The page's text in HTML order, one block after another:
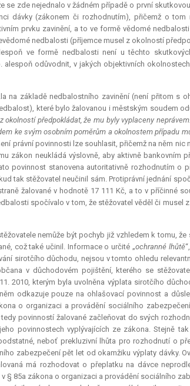
se zde nejednalo v žádném případě o první
dávky (zákonem či rozhodnutím), přičemž o tom
prvku zavinění, a to ve formě vědomé
nedbalosti (příjemce musel z okolností
ve formě nedbalosti není u těchto
odůvodnit, v jakých objektivních
na základě nedbalostního zavinění (není přitom s
které bylo žalovanou i městským soudem
předpokládat, že mu byly vyplaceny
ke svým osobním poměrům a okolnostem případu
právní povinnosti lze souhlasit, přičemž na něm nic
zákon neukládá výslovně, aby aktivně bankovním
povinnost stanovena autoritativně rozhodnutím o
tak stěžovatel neučinil sám. Protiprávní jednání
žalované v hodnotě 17 111 Kč, a to v příčinné
spočívalo v tom, že stěžovatel věděl či musel
nemůže být pochyb již vzhledem k tomu, že
což také učinil. Informace o určité „ochranné lhůtě
sirotčího důchodu, nejsou v tomto ohledu
v důchodovém pojištění, kterého se
2010, kterým byla uvolněna výplata sirotčího
odkazuje pouze na ohlašovací povinnost a
o organizaci a provádění sociálního
povinností žalované začleňovat do svých
povinnostech vyplývajících ze zákona. Stejně
neboť prekluzivní lhůta pro rozhodnutí o
zabezpečení pět let od okamžiku výplaty dávky.
má rozhodovat o přeplatku na dávce
§ 85a zákona o organizaci a provádění sociálního